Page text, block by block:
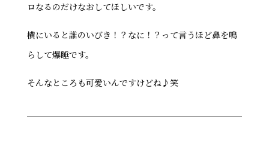
ロなるのだけなおしてほしいです。
横にいると誰のいびき！？なに！？って言うほど鼻を鳴
らして爆睡です。
そんなところも可愛いんですけどね♪笑